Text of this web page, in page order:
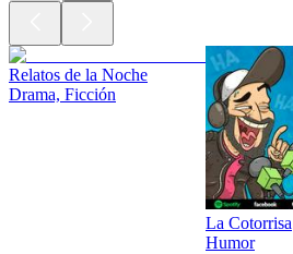
Relatos de la Noche
Drama, Ficción
La Cotorrisa
Humor